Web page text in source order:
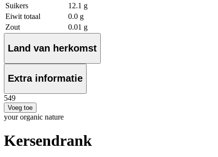
Suikers
12.1 g
Eiwit totaal
0.0 g
Zout
0.01 g
Land van herkomst
Extra informatie
549
Voeg toe
your organic nature
Kersendrank